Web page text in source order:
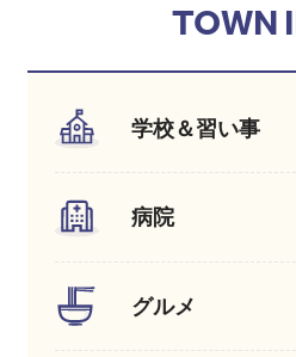
TOWN
学校＆習い事
病院
グルメ